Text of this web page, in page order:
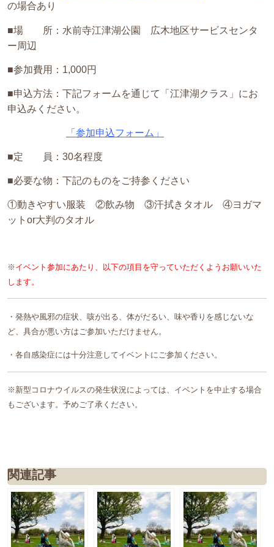
の場合あり
■場 所：水前寺江津湖公園 広木地区サービスセンタ
ー周辺
■参加費用：1,000円
■申込方法：下記フォームを通じて「江津湖クラス」にお
申込みください。
「参加申込フォーム」
■定 員：30名程度
■必要な物：下記のものをご持参ください
①動きやすい服装 ②飲み物 ③汗拭きタオル ④ヨガマ
ットor大判のタオル
※ イベント参加にあたり、以下の項目を守っていただくようお願いいた
します。
・発熱や風邪の症状、咳が出る、体がだるい、味や香りを感じないな
ど、具合が悪い方はご参加いただけません。
・各自感染症には十分注意してイベントにご参加ください。
※新型コロナウイルスの発生状況によっては、イベントを中止する場合
もございます。予めご了承ください。
関連記事